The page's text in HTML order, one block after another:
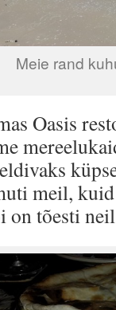
Meie rand
Oasis
meil,
on tõesti